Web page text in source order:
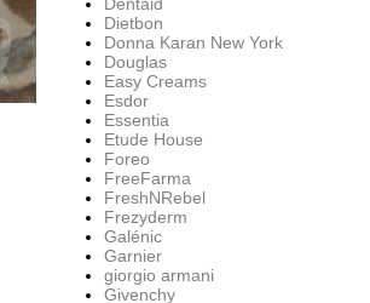
Dietbon
Donna Karan New York
Douglas
Easy Creams
Esdor
Essentia
Etude House
Foreo
FreeFarma
FreshNRebel
Frezyderm
Galénic
Garnier
giorgio armani
Givenchy